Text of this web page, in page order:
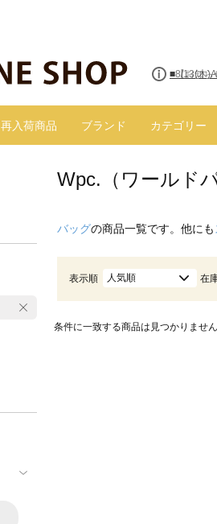
■8/13(木
再入荷商品 ブランド カテゴリー
Wpc.（ワールド
バッグの商品一覧です。他にも
表示順 人気順 在
条件に一致する商品は見つかりませ